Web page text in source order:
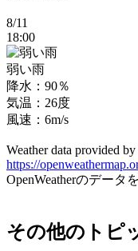
8/11
18:00
弱い雨
降水：90％
気温：26度
風速：6m/s
Weather data provided
https://
OpenWeatherのデータ
その他のトピ